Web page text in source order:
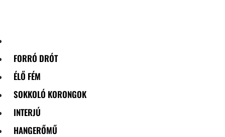
FORRÓ DRÓT
ÉLŐ FÉM
SOKKOLÓ KORONGOK
INTERJÚ
HANGERŐMŰ